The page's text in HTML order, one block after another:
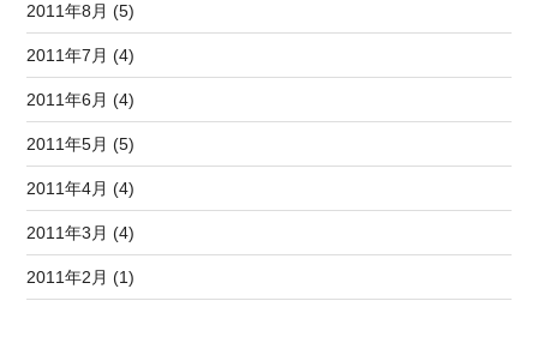
2011年8月 (5)
2011年7月 (4)
2011年6月 (4)
2011年5月 (5)
2011年4月 (4)
2011年3月 (4)
2011年2月 (1)